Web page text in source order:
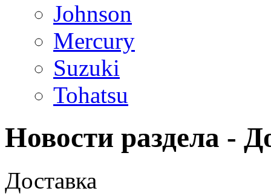
Johnson
Mercury
Suzuki
Tohatsu
Новости раздела -
Доставка